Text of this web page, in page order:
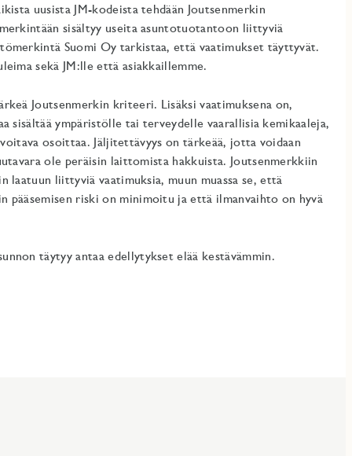
uusista JM-kodeista tehdään Joutsenmerkin
sisältyy useita asuntotuotantoon liittyviä
Suomi Oy tarkistaa, että vaatimukset täyttyvät.
sekä JM:lle että asiakkaillemme.
Joutsenmerkin kriteeri. Lisäksi vaatimuksena on,
sisältää ympäristölle tai terveydelle vaarallisia kemikaaleja,
osoittaa. Jäljitettävyys on tärkeää, jotta voidaan
ole peräisin laittomista hakkuista. Joutsenmerkkiin
laatuun liittyviä vaatimuksia, muun muassa se, että
pääsemisen riski on minimoitu ja että ilmanvaihto on hyvä
täytyy antaa edellytykset elää kestävämmin.